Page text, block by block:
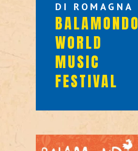
DI ROMAGNA
BALAMONDO
WORLD
MUSIC
FESTIVAL